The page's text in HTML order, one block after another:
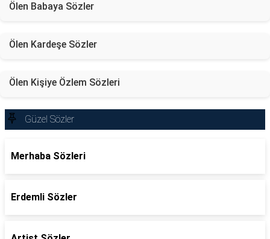
Ölen Babaya Sözler
Ölen Kardeşe Sözler
Ölen Kişiye Özlem Sözleri
Güzel Sözler
Merhaba Sözleri
Erdemli Sözler